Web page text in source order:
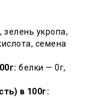
укропа,
семена
белки — 0г,
в 100г: